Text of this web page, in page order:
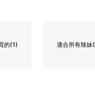
的(1) 適合所有辣妹